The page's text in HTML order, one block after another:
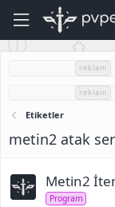
reklam
reklam
Etiketler
metin2 atak
Metin2
Program